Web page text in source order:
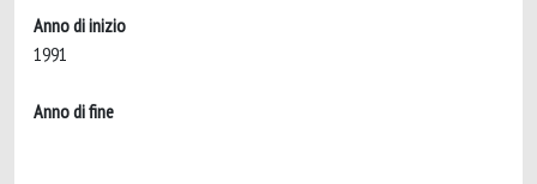
Anno di inizio
Anno di fine